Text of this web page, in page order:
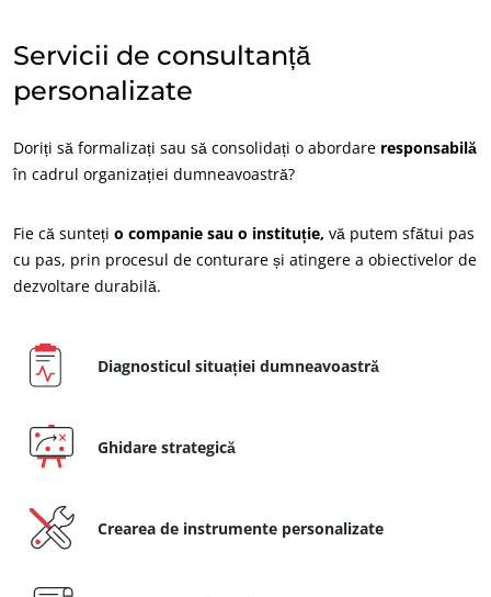
Japonia (japoneză)
Argentina (spaniolă)
Canada (engleză)
Canada (franceză)
Mexic (spaniolă)
Statele Unite ale
Americii (engleză)
Europa
Elveția
Servicii de consultanță
personalizate
Doriți să formalizați sau să consolidați o abordare responsabilă
în cadrul organizației dumneavoastră?
Fie că sunteți o companie sau o instituție, vă putem sfătui pas
cu pas, prin procesul de conturare și atingere a obiectivelor de
dezvoltare durabilă.
Diagnosticul situației dumneavoastră
Ghidare strategică
Crearea de instrumente personalizate